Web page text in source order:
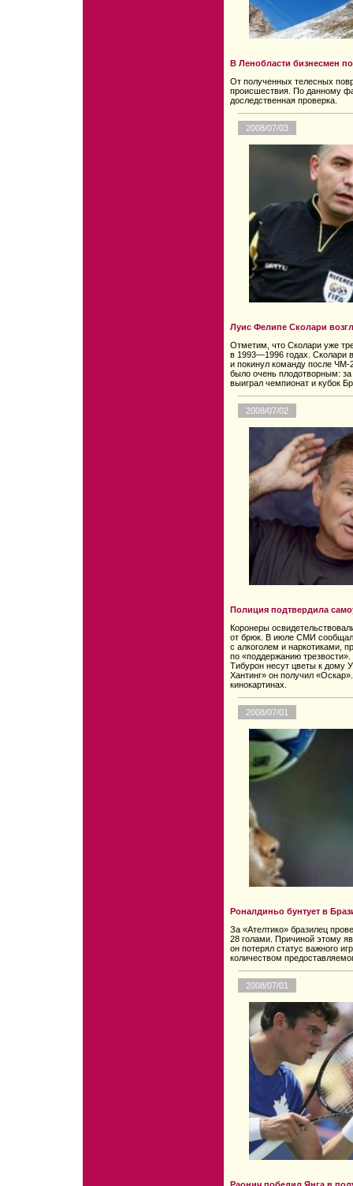
В Ленобласти бизнесмен
От полученных телесных
происшествия. По данному
доследственная проверка.
2008/07/03
Луис Фелипе Сколари
Отметим, что Сколари уже
в 1993—1996 годах. Сколари
и покинул команду после
было очень плодотворным:
выиграл чемпионат и кубок
2008/07/02
Полиция подтвердила
Коронеры
от брюк. В июле СМИ
с алкоголем и наркотиками,
по «поддержанию
Тибурон несут цветы к дому
Хантинг» он получил
кинокартинах.
2008/07/01
Роналдиньо бунтует в
За «Ателтико» бразилец
28 голами. Причиной этому
он потерял статус важного
количеством
2008/07/01